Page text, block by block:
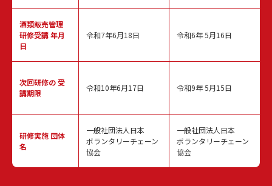
酒類販売管理
研修受講 年月
日
次回研修の受
講期限
研修実施 団体
名
令和7年6月18日
令和10年6月17日
一般社団法人日本
ボランタリーチェーン
協会
令和6年 5月16日
令和9年 5月15日
一般社団法人日本
ボランタリーチェーン
協会